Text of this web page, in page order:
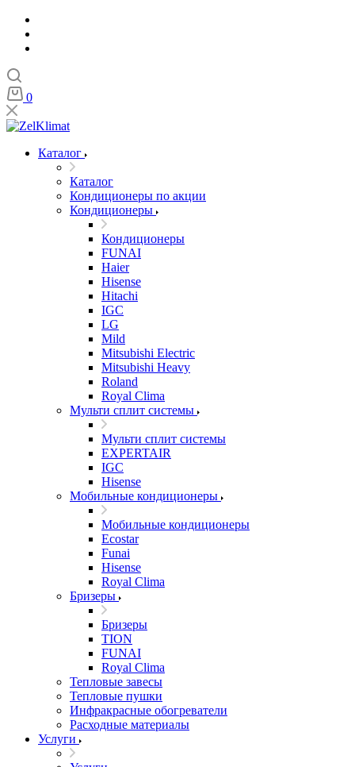
0
Каталог
Каталог
Кондиционеры по акции
Кондиционеры
Кондиционеры
FUNAI
Haier
Hisense
Hitachi
IGC
LG
Mild
Mitsubishi Electric
Mitsubishi Heavy
Roland
Royal Clima
Мульти сплит системы
Мульти сплит системы
EXPERTAIR
IGC
Hisense
Мобильные кондиционеры
Мобильные кондиционеры
Ecostar
Funai
Hisense
Royal Clima
Бризеры
Бризеры
TION
FUNAI
Royal Clima
Тепловые завесы
Тепловые пушки
Инфракрасные обогреватели
Расходные материалы
Услуги